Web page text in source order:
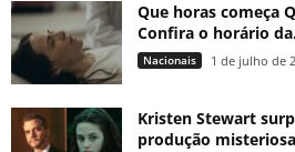
Que horas começa
Confira o horário
Nacionais 1 de julho de
Kristen Stewart
produção